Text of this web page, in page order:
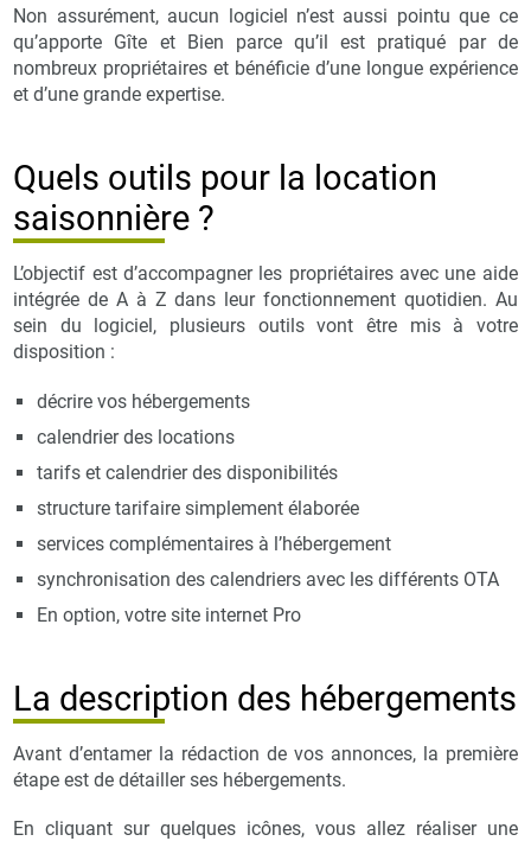
Non assurément, aucun logiciel n’est aussi pointu que ce
qu’apporte Gîte et Bien parce qu’il est pratiqué par de
nombreux propriétaires et bénéficie d’une longue expérience
et d’une grande expertise.
Quels outils pour la location
saisonnière ?
L’objectif est d’accompagner les propriétaires avec une aide
intégrée de A à Z dans leur fonctionnement quotidien. Au
sein du logiciel, plusieurs outils vont être mis à votre
disposition :
décrire vos hébergements
calendrier des locations
tarifs et calendrier des disponibilités
structure tarifaire simplement élaborée
services complémentaires à l’hébergement
synchronisation des calendriers avec les différents OTA
En option, votre site internet Pro
La description des hébergements
Avant d’entamer la rédaction de vos annonces, la première
étape est de détailler ses hébergements.
En cliquant sur quelques icônes, vous allez réaliser une